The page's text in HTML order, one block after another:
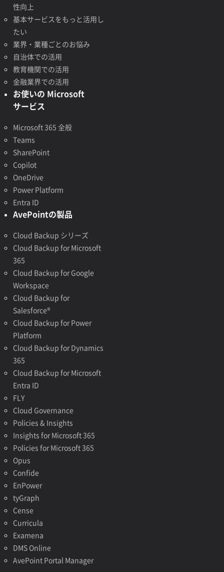
性向上
基本サービスをもっと活用し
たい
業界・業種ごとのお悩み
自治体での活用
教育機関での活用
金融業界での活用
お使いの Microsoft
サービス
Microsoft 365 全般
Teams
SharePoint
Copilot
OneDrive
Power Platform
Entra ID
AvePointの製品
Cloud Backup シリーズ
Cloud Backup for Microsoft
365
Cloud Backup for Google
Workspace
Cloud Backup for
Salesforce®
Cloud Backup for Power
Platform
Cloud Backup for Dynamics
365
Cloud Backup for Microsoft
Entra ID
FLY
Cloud Governance
Policies & Insights
Insights for Microsoft 365
Policies for Microsoft 365
Opus
Confide
EnPower
tyGraph
Cense
Curricula
Examena
DMS Online
AvePoint Portal Manager